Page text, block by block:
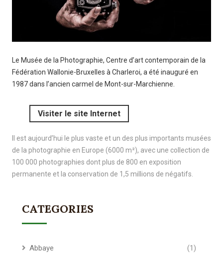
Le Musée de la Photographie, Centre d’art contemporain de la
Fédération Wallonie-Bruxelles à Charleroi, a été inauguré en
1987 dans l’ancien carmel de Mont-sur-Marchienne.
Visiter le site Internet
Il est aujourd’hui le plus vaste et un des plus importants musées
de la photographie en Europe (6000 m²), avec une collection de
100 000 photographies dont plus de 800 en exposition
permanente et la conservation de 1,5 millions de négatifs.
CATEGORIES
Abbaye (1)